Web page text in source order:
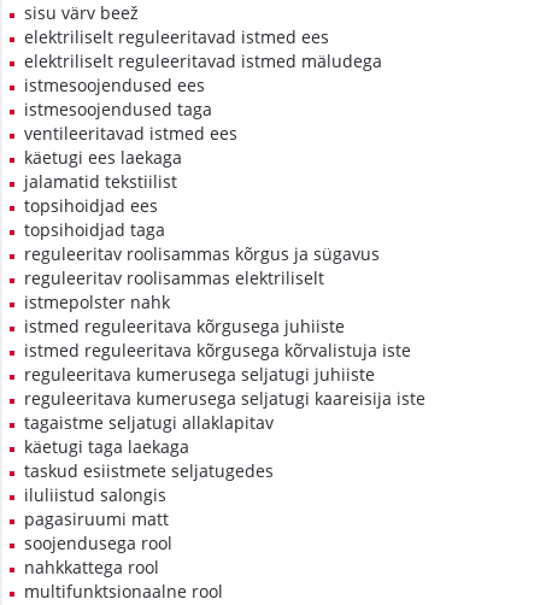
sisu värv beež
elektriliselt reguleeritavad istmed ees
elektriliselt reguleeritavad istmed mäludega
istmesoojendused ees
istmesoojendused taga
ventileeritavad istmed ees
käetugi ees laekaga
jalamatid tekstiilist
topsihoidjad ees
topsihoidjad taga
reguleeritav roolisammas kõrgus ja sügavus
reguleeritav roolisammas elektriliselt
istmepolster nahk
istmed reguleeritava kõrgusega juhiiste
istmed reguleeritava kõrgusega kõrvalistuja iste
reguleeritava kumerusega seljatugi juhiiste
reguleeritava kumerusega seljatugi kaareisija iste
tagaistme seljatugi allaklapitav
käetugi taga laekaga
taskud esiistmete seljatugedes
iluliistud salongis
pagasiruumi matt
soojendusega rool
nahkkattega rool
multifunktsionaalne rool